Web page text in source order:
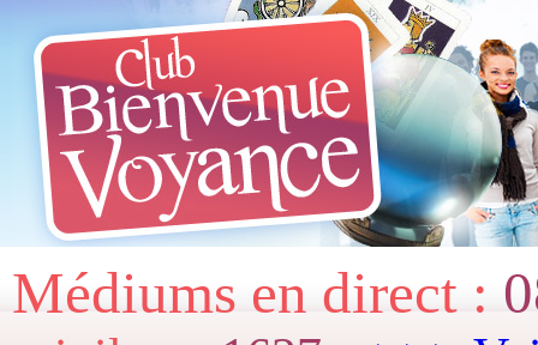
Médiums en direct :